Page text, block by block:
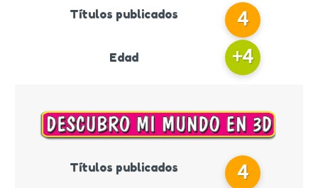
Títulos publicados 4
Edad +4
Títulos publicados 4